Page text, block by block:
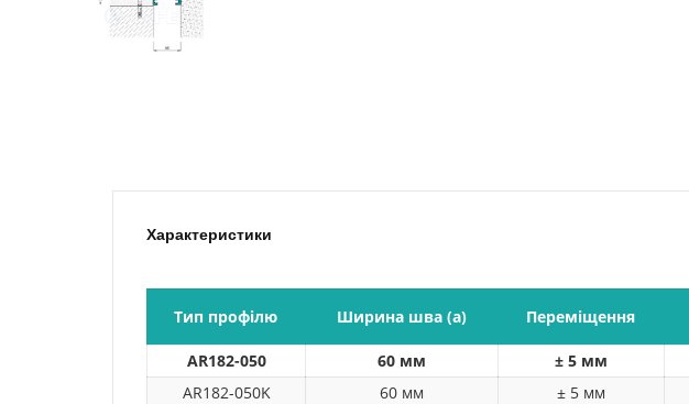
Характеристики
Тип профілю Ширина шва (a) Переміщення
AR182-050 60 мм ± 5 мм
AR182-050K
60 мм ± 5 мм